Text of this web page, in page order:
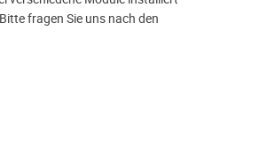
fragen Sie uns nach den